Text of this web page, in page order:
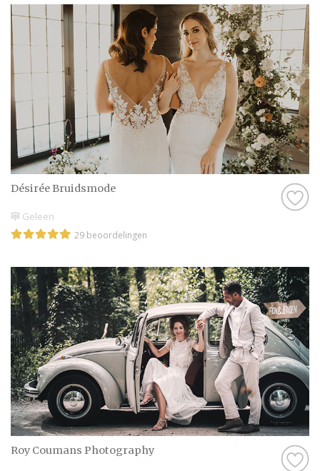
Désirée Bruidsmode
Geleen
29 beoordelingen
Roy Coumans Photography